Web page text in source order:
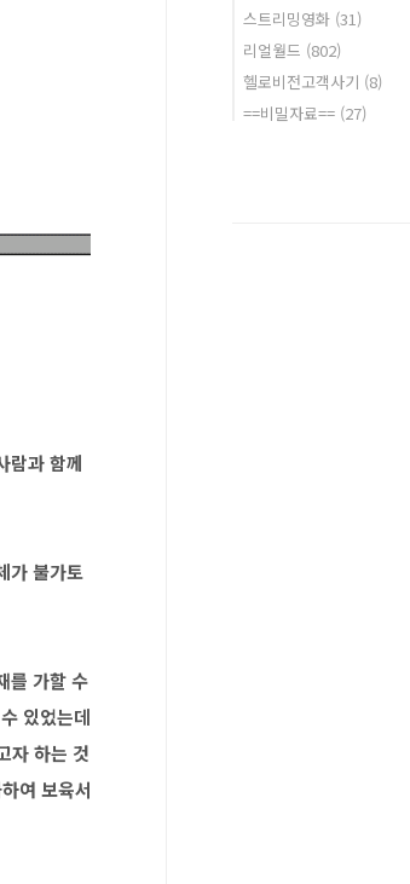
람과 함께
가 불가토
를 가할 수
있었는데
자 하는 것
여 보육서
스트리밍영화 (31)
리얼월드 (802)
헬로비전고객사기 (8)
==비밀자료== (27)